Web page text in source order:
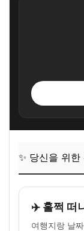
✨ 당신을 위한
✈️ 훌쩍 떠
여행지랑 날